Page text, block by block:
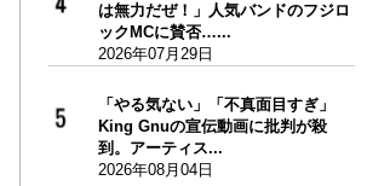
は無力だぜ！」人気バンドのフジロ
ックMCに賛否…...
2026年07月29日
「やる気ない」「不真面目すぎ」
King Gnuの宣伝動画に批判が殺
到。アーティス...
2026年08月04日